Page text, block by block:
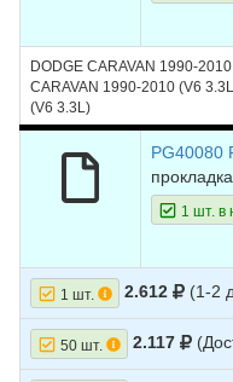
DODGE CARAVAN 1990-
CARAVAN 1990-2010 (V6
(V6 3.3L)
PG40080
1 шт. в
1 шт. 2.612 (1-2
50 шт. 2.117